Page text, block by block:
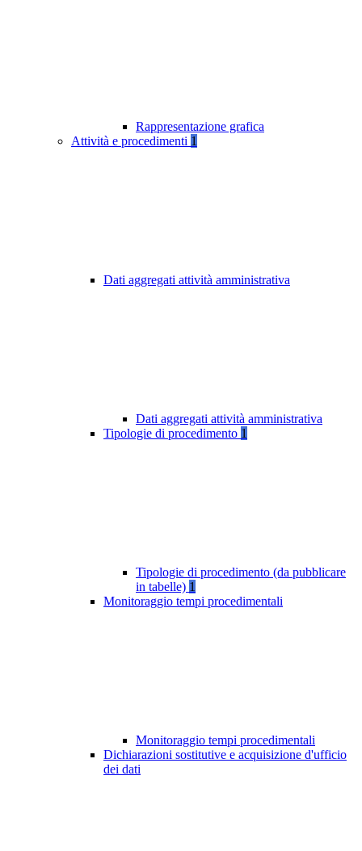
Rappresentazione grafica
Attività e procedimenti 1
Dati aggregati attività amministrativa
Dati aggregati attività amministrativa
Tipologie di procedimento 1
Tipologie di procedimento (da pubblicare
in tabelle) 1
Monitoraggio tempi procedimentali
Monitoraggio tempi procedimentali
Dichiarazioni sostitutive e acquisizione d'ufficio
dei dati